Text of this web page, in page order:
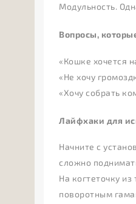
Модульность.
Вопросы,
«Кошке хочется
«Не хочу
«Хочу собрать
Лайфхаки для
Начните с
сложно
На когтеточку
поворотным